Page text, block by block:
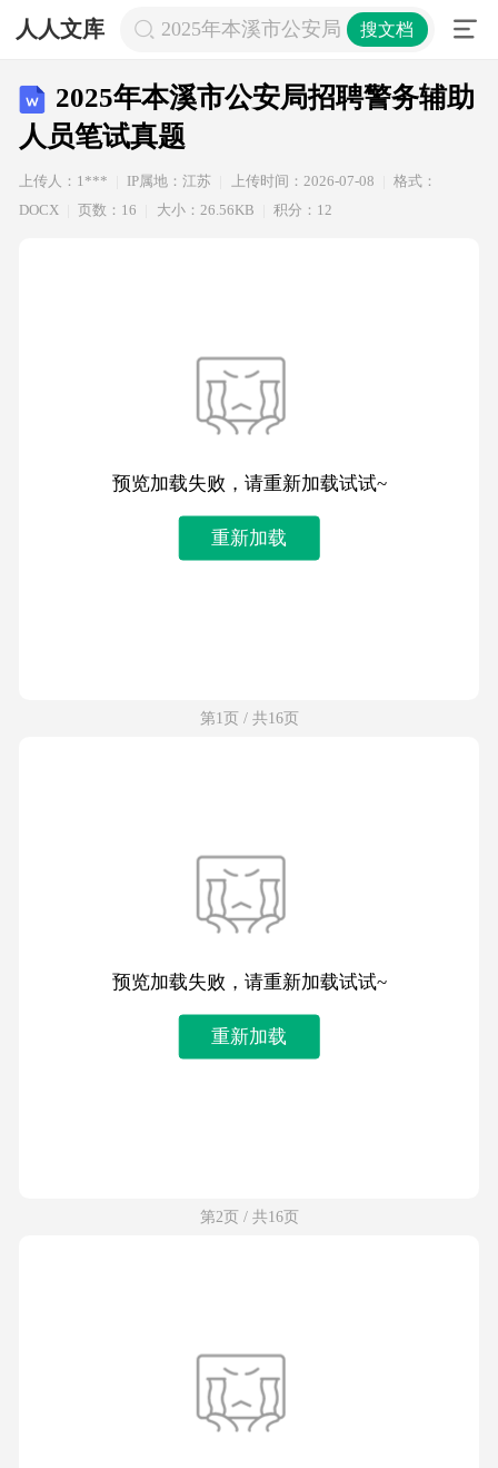
人人文库 2025年本溪市公安局招聘警务辅助人
搜文档
2025年本溪市公安局招聘警务辅助
人员笔试真题
上传人：1*** IP属地：江苏 上传时间：2026-07-08
格式：
DOCX
页数：16 大小：26.56KB 积分：12
预览加载失败，请重新加载试试~
重新加载
第1页 / 共16页
预览加载失败，请重新加载试试~
重新加载
第2页 / 共16页